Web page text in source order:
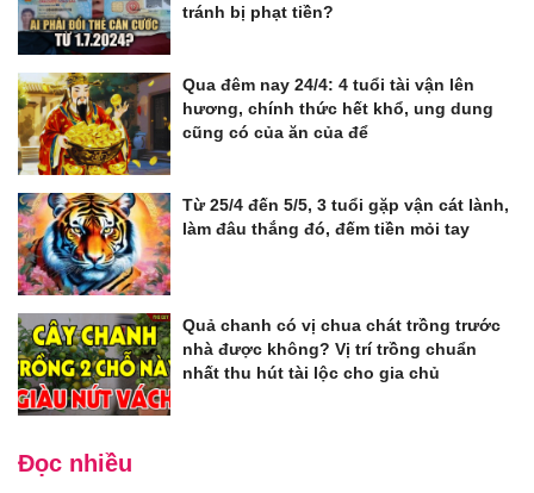
tránh bị phạt tiền?
Qua đêm nay 24/4: 4 tuổi tài vận lên
hương, chính thức hết khổ, ung dung
cũng có của ăn của để
Từ 25/4 đến 5/5, 3 tuổi gặp vận cát lành,
làm đâu thắng đó, đếm tiền mỏi tay
Quả chanh có vị chua chát trồng trước
nhà được không? Vị trí trồng chuẩn
nhất thu hút tài lộc cho gia chủ
Đọc nhiều